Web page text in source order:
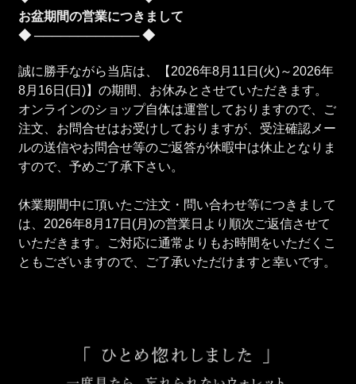
お盆期間の営業につきまして
◆ ──────────── ◆
誠に勝手ながら当店は、【2026年8月11日(火)～2026年
8月16日(日)】の期間、お休みとさせていただきます。
オンラインのショップ自体は運営しておりますので、ご
注文、お問合せはお受けしておりますが、受注確認メー
ルの送信やお問合せ等のご返答が休暇中は休止となりま
すので、予めご了承下さい。
休業期間中に頂いたご注文・問い合わせ等につきまして
は、2026年8月17日(月)の営業日より順次ご返信させて
いただきます。ご対応に通常よりもお時間をいただくこ
ともございますので、ご了承いただけますと幸いです。